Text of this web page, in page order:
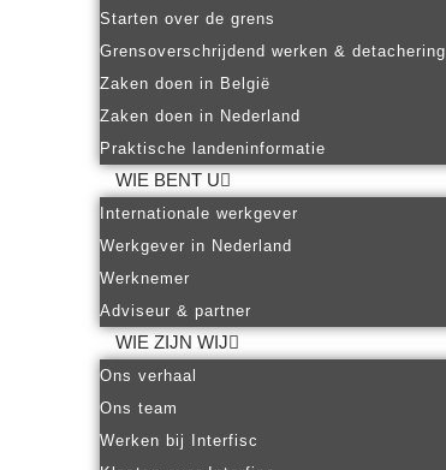
Starten over de grens
Grensoverschrijdend werken & detachering
Zaken doen in België
Zaken doen in Nederland
Praktische landeninformatie
WIE BENT U
Internationale werkgever
Werkgever in Nederland
Werknemer
Adviseur & partner
WIE ZIJN WIJ
Ons verhaal
Ons team
Werken bij Interfisc